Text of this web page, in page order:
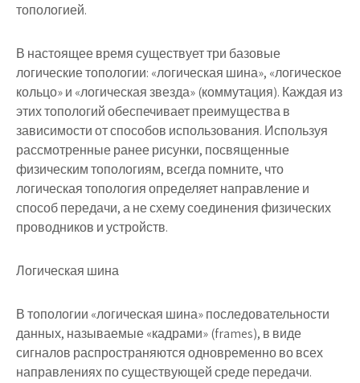
топологией.
В настоящее время существует три базовые
логические топологии: «логическая шина», «логическое
кольцо» и «логическая звезда» (коммутация). Каждая из
этих топологий обеспечивает преимущества в
зависимости от способов использования. Используя
рассмотренные ранее рисунки, посвященные
физическим топологиям, всегда помните, что
логическая топология определяет направление и
способ передачи, а не схему соединения физических
проводников и устройств.
Логическая шина
В топологии «логическая шина» последовательности
данных, называемые «кадрами» (frames), в виде
сигналов распространяются одновременно во всех
направлениях по существующей среде передачи.